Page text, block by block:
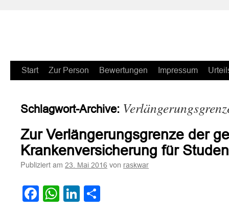
Zum
springen
Start Zur Person Bewertungen Impressum
Schlagwort-Archive:
Zur Verlängerungsgrenze der
Krankenversicherung für
Publiziert am 23. Mai 2016 von raskwar
Facebook
WhatsApp
LinkedIn